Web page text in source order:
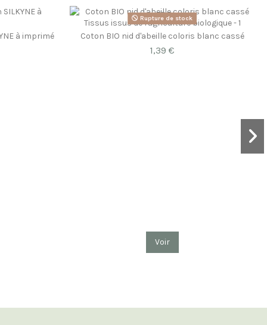
à imprimé
Rupture de stock
Coton BIO nid d'abeille coloris blanc cassé
1,39 €
Voir